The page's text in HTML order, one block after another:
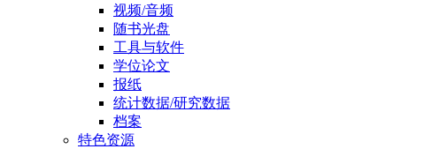
视频/音频
随书光盘
工具与软件
学位论文
报纸
统计数据/研究数据
档案
特色资源